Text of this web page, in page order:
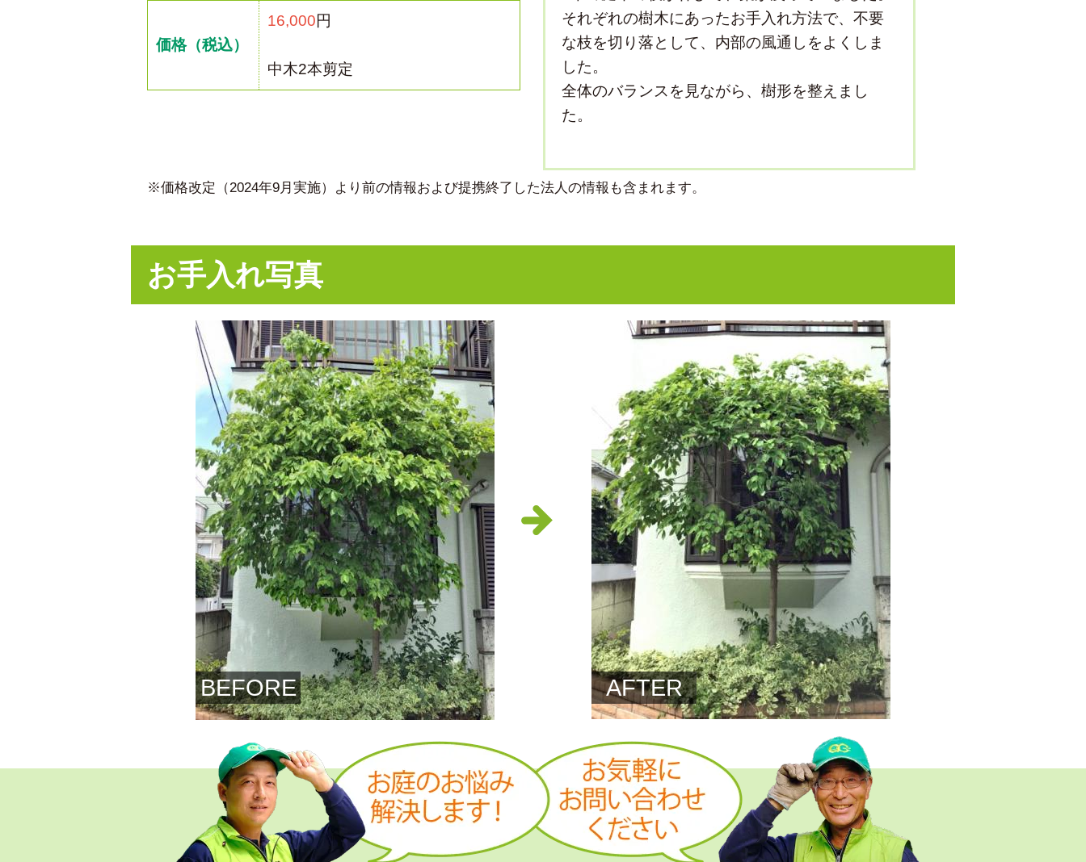
価格（税込）
16,000円
中木2本剪定
それぞれの樹木にあったお手入れ方法で、不要
な枝を切り落として、内部の風通しをよくしま
した。
全体のバランスを見ながら、樹形を整えまし
た。
※価格改定（2024年9月実施）より前の情報および提携終了した法人の情報も含まれます。
お手入れ写真
BEFORE AFTER